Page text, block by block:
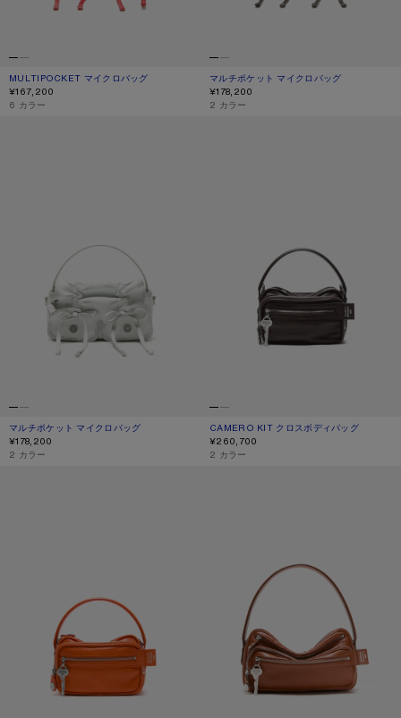
MULTIPOCKET マイクロバッグ
現在の色： レッド
価格: ¥167,200.
¥167,200
,6 カラー
マルチポケット マイクロバッグ
現在の色： ダークブラウン/ベージュ
価格: ¥178,200.
¥178,200
,2 カラー
マルチポケット マイクロバッグ
現在の色： ホワイト/グレー
価格: ¥178,200.
¥178,200
,2 カラー
CAMERO KIT クロスボディバッグ
現在の色： チョコレートブラウン
価格: ¥260,700.
¥260,700
,2 カラー